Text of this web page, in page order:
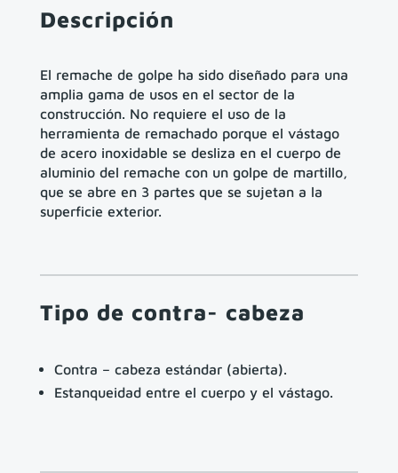
Descripción
El remache de golpe ha sido diseñado para una
amplia gama de usos en el sector de la
construcción. No requiere el uso de la
herramienta de remachado porque el vástago
de acero inoxidable se desliza en el cuerpo de
aluminio del remache con un golpe de martillo,
que se abre en 3 partes que se sujetan a la
superficie exterior.
Tipo de contra- cabeza
Contra – cabeza estándar (abierta).
Estanqueidad entre el cuerpo y el vástago.